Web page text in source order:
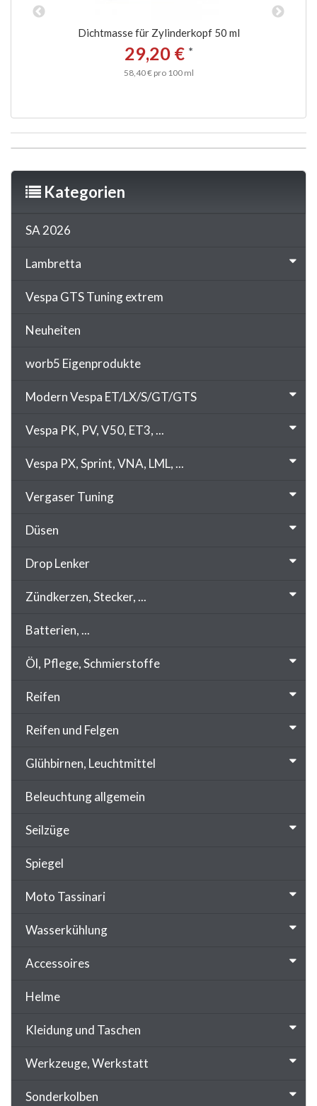
Dichtmasse für Zylinderkopf 50 ml
29,20 € *
58,40 € pro 100 ml
Kategorien
SA 2026
Lambretta
Vespa GTS Tuning extrem
Neuheiten
worb5 Eigenprodukte
Modern Vespa ET/LX/S/GT/GTS
Vespa PK, PV, V50, ET3, ...
Vespa PX, Sprint, VNA, LML, ...
Vergaser Tuning
Düsen
Drop Lenker
Zündkerzen, Stecker, ...
Batterien, ...
Öl, Pflege, Schmierstoffe
Reifen
Reifen und Felgen
Glühbirnen, Leuchtmittel
Beleuchtung allgemein
Seilzüge
Spiegel
Moto Tassinari
Wasserkühlung
Accessoires
Helme
Kleidung und Taschen
Werkzeuge, Werkstatt
Sonderkolben